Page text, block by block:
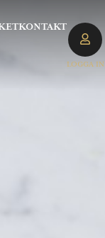
KONTAKT
LOGGA IN